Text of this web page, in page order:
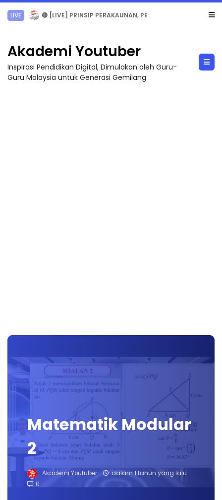
TRANSFORMASI DIGITAL GURU SIRI 7 : PAHLAWAN DIGITAL PENYELAMAT DUNIA
Akademi Youtuber
Inspirasi Pendidikan Digital, Dimulakan oleh Guru-
Guru Malaysia untuk Generasi Gemilang
Matematik Modular
2
Akademi Youtuber
dalam 1 tahun yang lalu
0